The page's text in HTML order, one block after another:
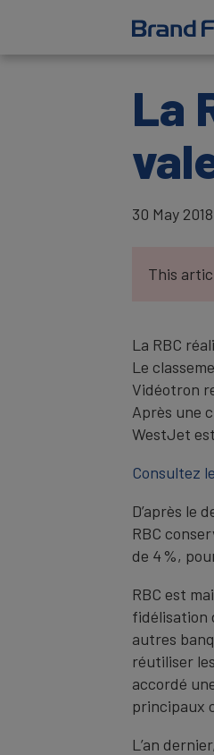
La
30 May 2018
This
La RBC
Le
Vidéotron
Après une
WestJet
Consultez
D’après le
RBC
de 4 %,
RBC est
fidélisation
autres
réutiliser
accordé
principaux
L’an